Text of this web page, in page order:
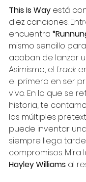
This Is Way está
diez canciones.
encuentra
mismo sencillo
acaban de lanzar
Asimismo, el track
el primero en ser
vivo. En lo que se
historia, te
los múltiples
puede inventar
siempre llega
compromisos. Mira
Hayley Williams al